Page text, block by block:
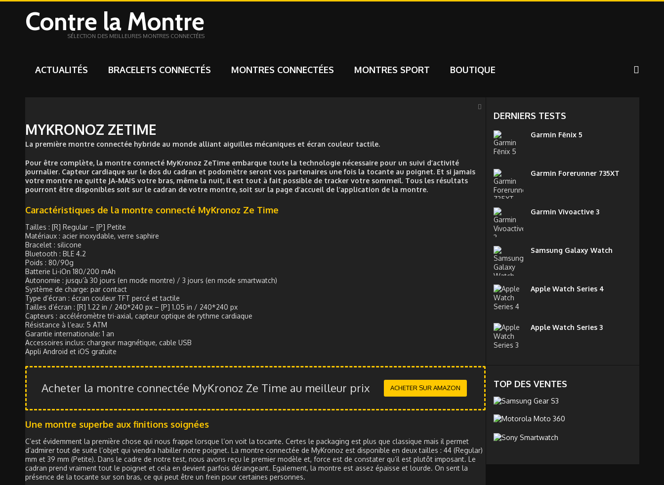
Contre la Montre
SÉLECTION DES MEILLEURES MONTRES CONNECTÉES
ACTUALITÉS BRACELETS CONNECTÉS MONTRES CONNECTÉES MONTRES SPORT BOUTIQUE
MYKRONOZ ZETIME
La première montre connectée hybride au monde alliant aiguilles mécaniques et écran couleur tactile.
Pour être complète, la montre connecté MyKronoz ZeTime embarque toute la technologie nécessaire pour un suivi d’activité
journalier. Capteur cardiaque sur le dos du cadran et podomètre seront vos partenaires une fois la tocante au poignet. Et si jamais
votre montre ne quitte JA-MAIS votre bras, même la nuit, il est tout à fait possible de tracker votre sommeil. Tous les résultats
pourront être disponibles soit sur le cadran de votre montre, soit sur la page d’accueil de l’application de la montre.
Caractéristiques de la montre connecté MyKronoz Ze Time
Tailles : [R] Regular – [P] Petite
Matériaux : acier inoxydable, verre saphire
Bracelet : silicone
Bluetooth : BLE 4.2
Poids : 80/90g
Batterie Li-iOn 180/200 mAh
Autonomie : jusqu’à 30 jours (en mode montre) / 3 jours (en mode smartwatch)
Système de charge: par contact
Type d’écran : écran couleur TFT percé et tactile
Tailles d’écran : [R] 1.22 in / 240*240 px – [P] 1.05 in / 240*240 px
Capteurs : accéléromètre tri-axial, capteur optique de rythme cardiaque
Résistance à l’eau: 5 ATM
Garantie internationale: 1 an
Accessoires inclus: chargeur magnétique, cable USB
Appli Android et iOS gratuite
Acheter la montre connectée MyKronoz Ze Time au meilleur prix ACHETER SUR AMAZON
Une montre superbe aux finitions soignées
C’est évidemment la première chose qui nous frappe lorsque l’on voit la tocante. Certes le packaging est plus que classique mais il permet
d’admirer tout de suite l’objet qui viendra habiller notre poignet. La montre connectée de MyKronoz est disponible en deux tailles : 44 (Regular)
mm et 39 mm (Petite). Dans le cadre de notre test, nous avons reçu le premier modèle et, force est de constater qu’il est plutôt imposant. Le
cadran prend vraiment tout le poignet et cela en devient parfois dérangeant. Egalement, la montre est assez épaisse et lourde. On sent la
présence de la tocante sur son bras, ce qui peut être un frein pour certaines personnes.
DERNIERS TESTS
Garmin Fēnix 5
Garmin Forerunner 735XT
Garmin Vivoactive 3
Samsung Galaxy Watch
Apple Watch Series 4
Apple Watch Series 3
TOP DES VENTES